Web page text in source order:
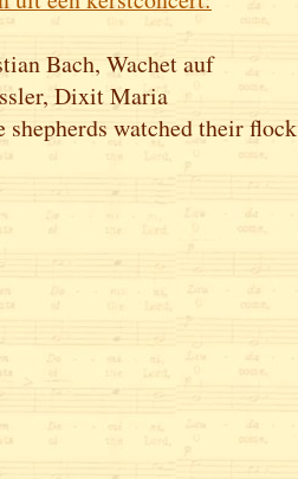
Bach, Wachet auf
Dixit Maria
watched their